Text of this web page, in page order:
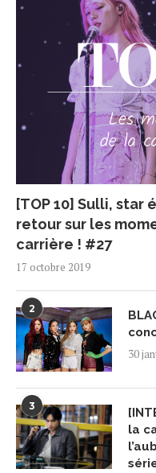
[TOP 10] Sulli, star
retour sur les
carrière ! #27
17 octobre 2019
2
30
3
la